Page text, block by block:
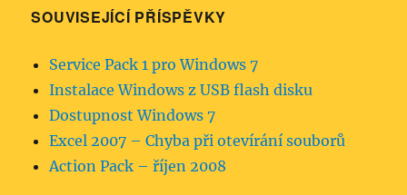
SOUVISEJÍCÍ PŘÍSPĚVKY
Service Pack 1 pro Windows 7
Instalace Windows z USB flash disku
Dostupnost Windows 7
Excel 2007 – Chyba při otevírání souborů
Action Pack – říjen 2008